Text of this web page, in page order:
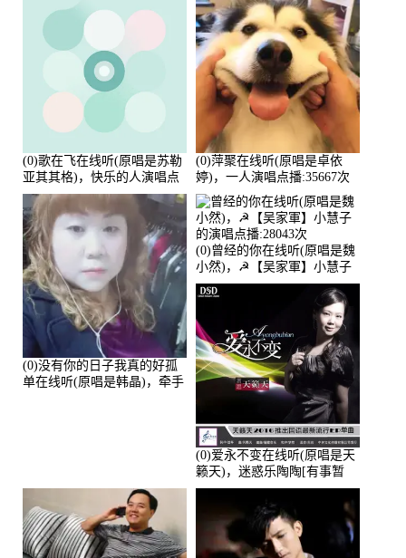
(0)歌在飞在线听(原唱是苏勒
亚其其格)，快乐的人演唱点
播:36次
(0)萍聚在线听(原唱是卓依
婷)，一人演唱点播:35667次
(0)没有你的日子我真的好孤
单在线听(原唱是韩晶)，牵手
(0)曾经的你在线听(原唱是魏
小然)，☭【吴家軍】小慧子
的演唱点播:28043次
(0)爱永不变在线听(原唱是天
籁天)，迷惑乐陶陶[有事暂
离]演唱点播:27678次